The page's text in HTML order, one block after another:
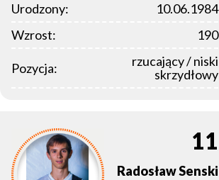
Urodzony:
10.06.1984
Wzrost:
190
Pozycja:
rzucający / niski
skrzydłowy
11
RadosławSenski